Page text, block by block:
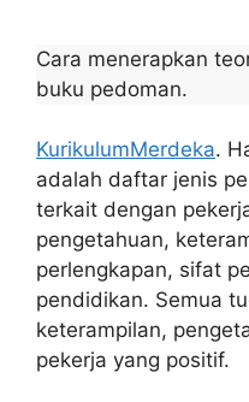
Cara menerapkan
buku pedoman.
KurikulumMerdeka.
adalah daftar jenis
terkait dengan
pengetahuan,
perlengkapan, sifat
pendidikan. Semua
keterampilan,
pekerja yang positif.